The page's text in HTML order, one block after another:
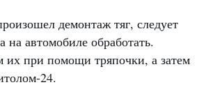
демонтаж тяг, следует
на автомобиле обработать.
их при помощи тряпочки, а затем
24.